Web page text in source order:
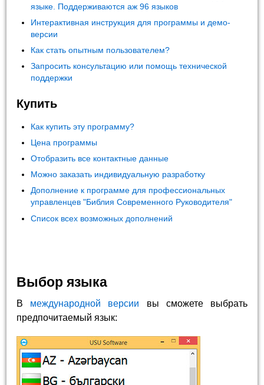
языке. Поддерживаются аж 96 языков
Интерактивная инструкция для программы и демо-
версии
Как стать опытным пользователем?
Запросить консультацию или помощь технической
поддержки
Купить
Как купить эту программу?
Цена программы
Отобразить все контактные данные
Можно заказать индивидуальную разработку
Дополнение к программе для профессиональных
управленцев "Библия Современного Руководителя"
Список всех возможных дополнений
Выбор языка
В международной версии вы сможете выбрать
предпочитаемый язык: